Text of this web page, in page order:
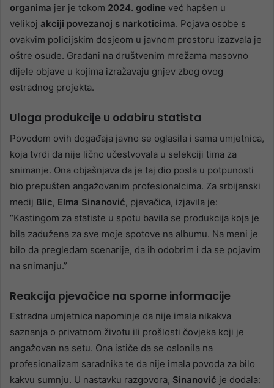
organima jer je tokom 2024. godine već hapšen u
velikoj akciji povezanoj s narkoticima. Pojava osobe s
ovakvim policijskim dosjeom u javnom prostoru izazvala je
oštre osude. Građani na društvenim mrežama masovno
dijele objave u kojima izražavaju gnjev zbog ovog
estradnog projekta.
Uloga produkcije u odabiru statista
Povodom ovih događaja javno se oglasila i sama umjetnica,
koja tvrdi da nije lično učestvovala u selekciji tima za
snimanje. Ona objašnjava da je taj dio posla u potpunosti
bio prepušten angažovanim profesionalcima. Za srbijanski
medij Blic, Elma Sinanović, pjevačica, izjavila je:
“Kastingom za statiste u spotu bavila se produkcija koja je
bila zadužena za sve moje spotove na albumu. Na meni je
bilo da pregledam scenarije, da ih odobrim i da se pojavim
na snimanju.”
Reakcija pjevačice na sporne informacije
Estradna umjetnica napominje da nije imala nikakva
saznanja o privatnom životu ili prošlosti čovjeka koji je
angažovan na setu. Ona ističe da se oslonila na
profesionalizam saradnika te da nije imala povoda za bilo
kakvu sumnju. U nastavku razgovora, Sinanović je dodala: